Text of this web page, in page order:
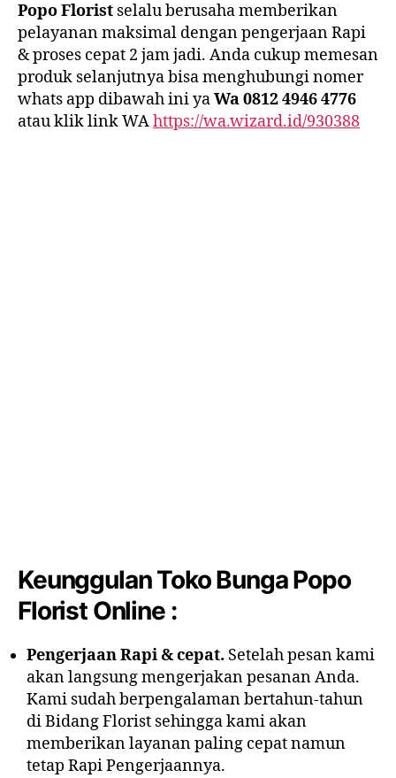
Popo Florist selalu berusaha memberikan
pelayanan maksimal dengan pengerjaan Rapi
& proses cepat 2 jam jadi. Anda cukup memesan
produk selanjutnya bisa menghubungi nomer
whats app dibawah ini yaWa 0812 4946 4776
atau klik link WAhttps://wa.wizard.id/930388
Keunggulan Toko Bunga Popo
Florist Online :
Pengerjaan Rapi & cepat. Setelah pesan kami
akan langsung mengerjakan pesanan Anda.
Kami sudah berpengalaman bertahun-tahun
di Bidang Florist sehingga kami akan
memberikan layanan paling cepat namun
tetap Rapi Pengerjaannya.